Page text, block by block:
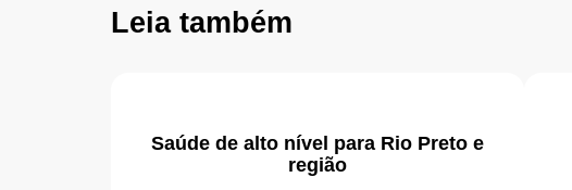
Leia também
Saúde de alto nível para Rio Preto e
região